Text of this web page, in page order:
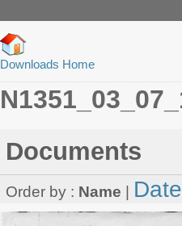
Downloads Home
Documents
Order by : Name Date